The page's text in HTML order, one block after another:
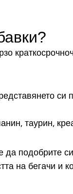
си
таурин,
да подобрите
на бегачи и